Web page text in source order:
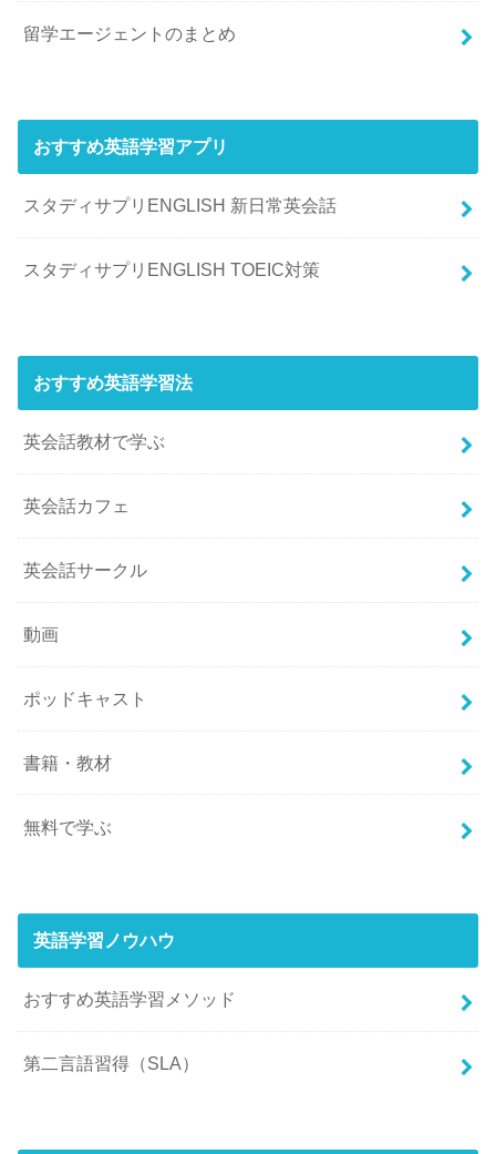
留学エージェントのまとめ
おすすめ英語学習アプリ
スタディサプリENGLISH 新日常英会話
スタディサプリENGLISH TOEIC対策
おすすめ英語学習法
英会話教材で学ぶ
英会話カフェ
英会話サークル
動画
ポッドキャスト
書籍・教材
無料で学ぶ
英語学習ノウハウ
おすすめ英語学習メソッド
第二言語習得（SLA）